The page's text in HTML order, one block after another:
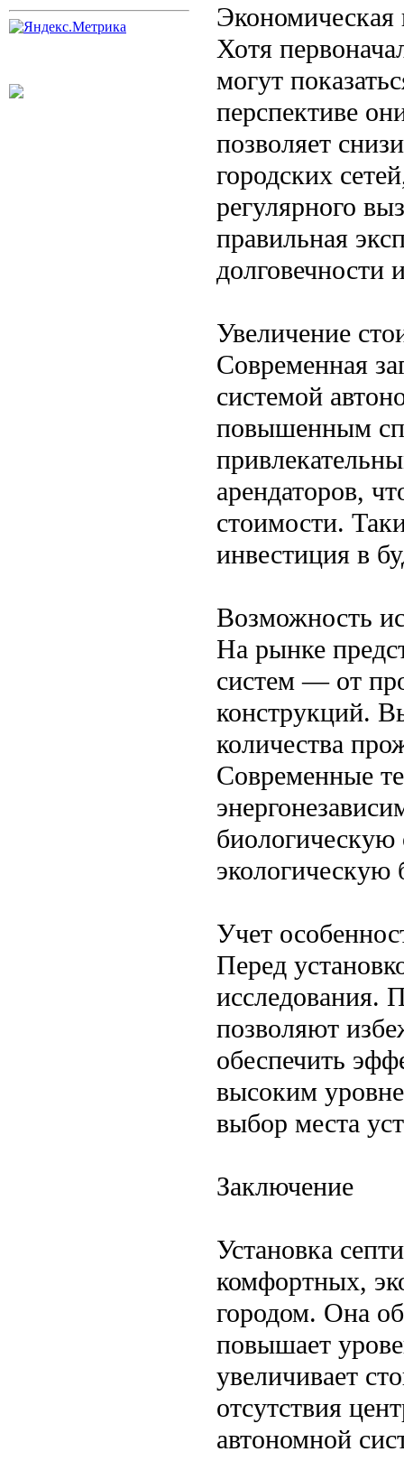
Экономическая
Хотя
могут
перспективе
позволяет
городских
регулярного
правильная
долговечности
Увеличение
Современная
системой
повышенным
арендаторов,
стоимости.
инвестиция в
Возможность
На рынке
систем — от
конструкций.
количества
Современные
биологическую
экологическую
Учет
Перед
исследования.
позволяют
обеспечить
высоким
выбор места
Заключение
Установка
комфортных,
городом. Она
повышает
увеличивает
отсутствия
автономной